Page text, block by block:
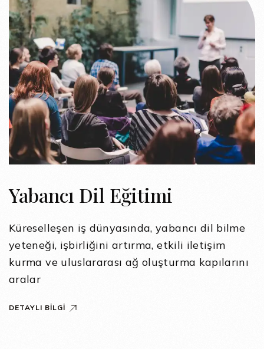
Yabancı Dil Eğitimi
Küreselleşen iş dünyasında, yabancı dil bilme
yeteneği, işbirliğini artırma, etkili iletişim
kurma ve uluslararası ağ oluşturma kapılarını
aralar
DETAYLI BILGI